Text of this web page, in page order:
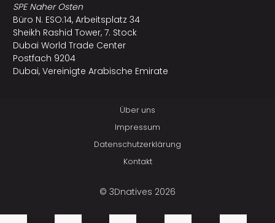
SPE Naher Osten
Büro N. ESO:14, Arbeitsplatz 34
Sheikh Rashid Tower, 7. Stock
Dubai World Trade Center
Postfach 9204
Dubai, Vereinigte Arabische Emirate
Über uns
Impressum
Datenschutzerklärung
Kontakt
© 3Dnatives 2026